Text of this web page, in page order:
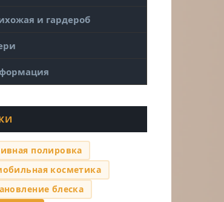
и гардероб
полировка
косметика
блеска